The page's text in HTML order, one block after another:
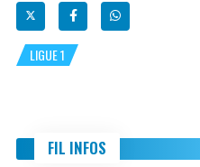
LIGUE 1
FIL INFOS